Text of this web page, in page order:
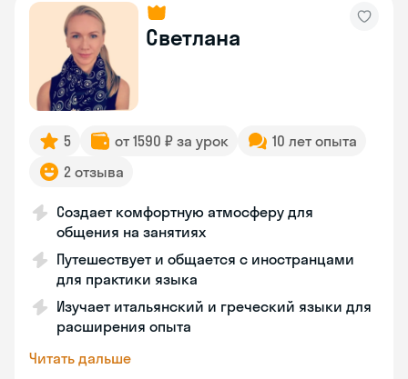
Светлана
5 от 1590 ₽ за урок
10 лет опыта
2 отзыва
Создает комфортную атмосферу для
общения на занятиях
Путешествует и общается с иностранцами
для практики языка
Изучает итальянский и греческий языки для
расширения опыта
Читать дальше